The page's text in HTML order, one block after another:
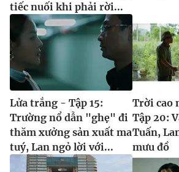
tiếc nuối khi phải rời...
Lửa trắng - Tập 15:
Trường nổ dẫn "ghẹ" đi
thăm xưởng sản xuất ma
tuý, Lan ngỏ lời với...
Trời cao
Tập 20:
Tuấn,
mưu đồ